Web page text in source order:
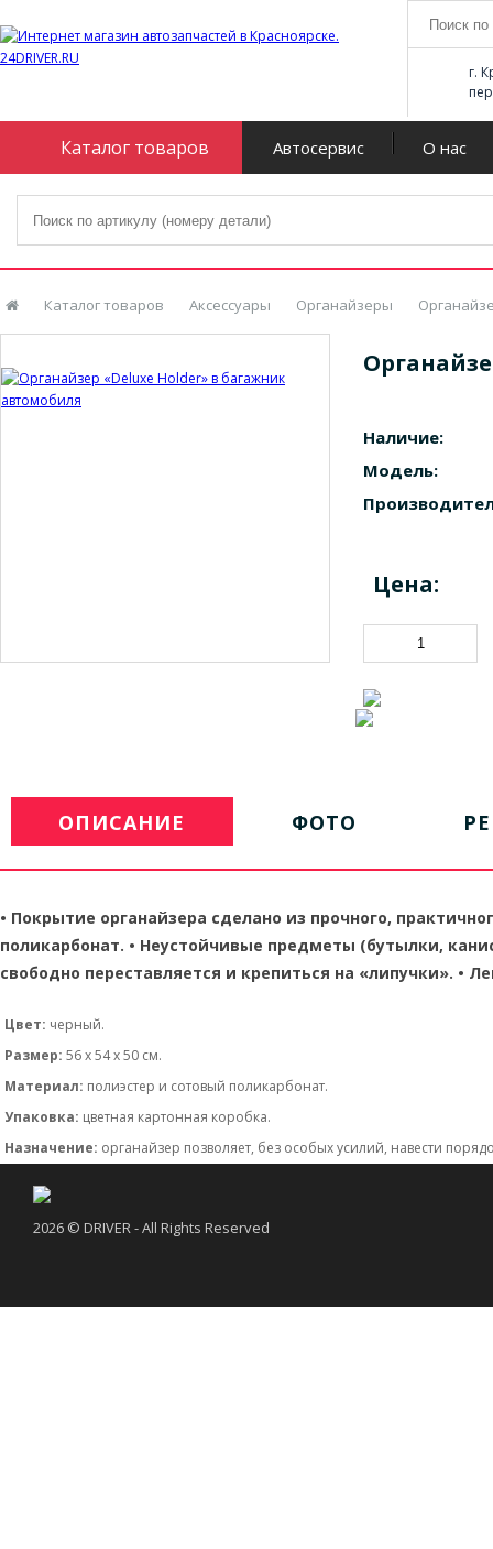
г.
Каталог товаров Автосервис О нас
Каталог товаров Аксессуары Органайзеры
Наличие:
Модель:
Цена:
ОПИСАНИЕ ФОТО
• Покрытие органайзера сделано из прочного,
поликарбонат. • Неустойчивые предметы (бутылки,
свободно переставляется и крепиться на «липучки». •
Цвет: черный.
Размер: 56 х 54 х 50 см.
Материал: полиэстер и сотовый поликарбонат.
Упаковка: цветная картонная коробка.
Назначение: органайзер позволяет, без особых усилий, навести
2026 © DRIVER - All Rights Reserved